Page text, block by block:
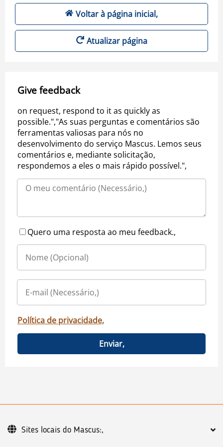
Voltar à página inicial,
Atualizar página
Give feedback
on request, respond to it as quickly as
possible.","As suas perguntas e comentários são
ferramentas valiosas para nós no
desenvolvimento do serviço Mascus. Lemos seus
comentários e, mediante solicitação,
respondemos a eles o mais rápido possível.",
Quero uma resposta ao meu feedback.,
Política de privacidade,
Enviar,
Sites locais do Mascus:,